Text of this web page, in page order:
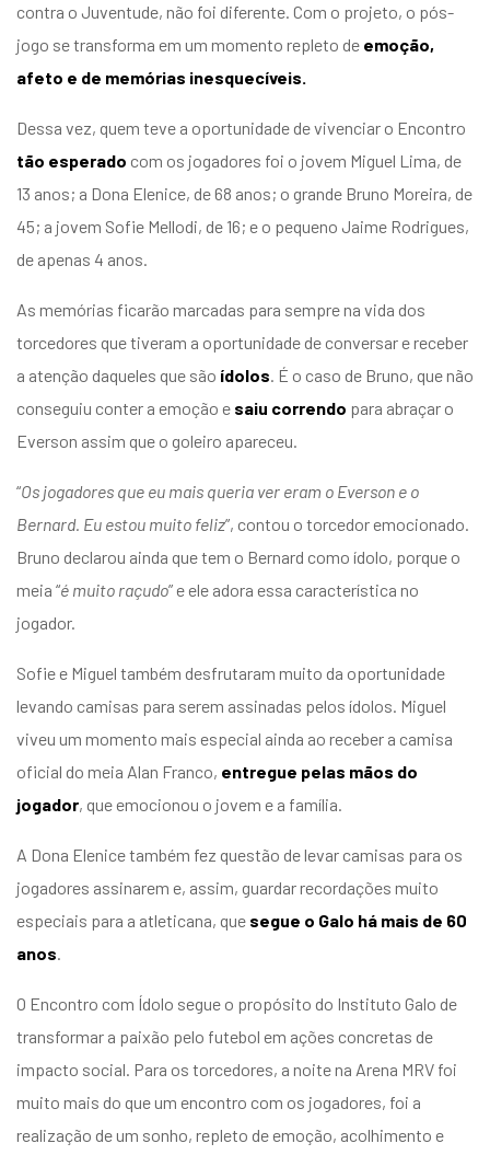
contra o Juventude, não foi diferente. Com o projeto, o pós-
jogo se transforma em um momento repleto de emoção,
afeto e de memórias inesquecíveis.
Dessa vez, quem teve a oportunidade de vivenciar o Encontro
tão esperado com os jogadores foi o jovem Miguel Lima, de
13 anos; a Dona Elenice, de 68 anos; o grande Bruno Moreira, de
45; a jovem Sofie Mellodi, de 16; e o pequeno Jaime Rodrigues,
de apenas 4 anos.
As memórias ficarão marcadas para sempre na vida dos
torcedores que tiveram a oportunidade de conversar e receber
a atenção daqueles que são ídolos. É o caso de Bruno, que não
conseguiu conter a emoção e saiu correndo para abraçar o
Everson assim que o goleiro apareceu.
“Os jogadores que eu mais queria ver eram o Everson e o
Bernard. Eu estou muito feliz”, contou o torcedor emocionado.
Bruno declarou ainda que tem o Bernard como ídolo, porque o
meia “é muito raçudo” e ele adora essa característica no
jogador.
Sofie e Miguel também desfrutaram muito da oportunidade
levando camisas para serem assinadas pelos ídolos. Miguel
viveu um momento mais especial ainda ao receber a camisa
oficial do meia Alan Franco, entregue pelas mãos do
jogador, que emocionou o jovem e a família.
A Dona Elenice também fez questão de levar camisas para os
jogadores assinarem e, assim, guardar recordações muito
especiais para a atleticana, que segue o Galo há mais de 60
anos.
O Encontro com Ídolo segue o propósito do Instituto Galo de
transformar a paixão pelo futebol em ações concretas de
impacto social. Para os torcedores, a noite na Arena MRV foi
muito mais do que um encontro com os jogadores, foi a
realização de um sonho, repleto de emoção, acolhimento e